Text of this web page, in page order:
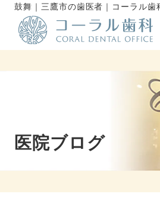
鼓舞｜三鷹市の歯医者｜コーラル歯
医院ブログ